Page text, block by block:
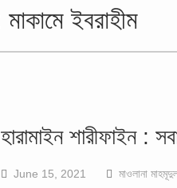
মাকামে ইবরাহীম
হারামাইন শারীফাইন :
June 15, 2021 মাওলানা